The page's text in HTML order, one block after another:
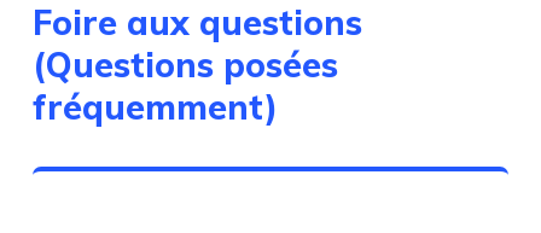
Foire aux questions
(Questions posées
fréquemment)